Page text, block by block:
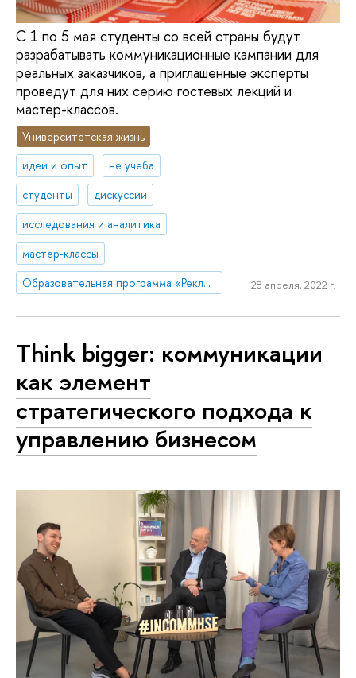
С 1 по 5 мая студенты со всей страны будут
разрабатывать коммуникационные кампании для
реальных заказчиков, а приглашенные эксперты
проведут для них серию гостевых лекций и
мастер-классов.
Университетская жизнь
идеи и опыт
не учеба
студенты
дискуссии
исследования и аналитика
мастер-классы
Образовательная программа «Реклама и связи с общественностью»
28 апреля, 2022 г.
Think bigger: коммуникации
как элемент
стратегического подхода к
управлению бизнесом